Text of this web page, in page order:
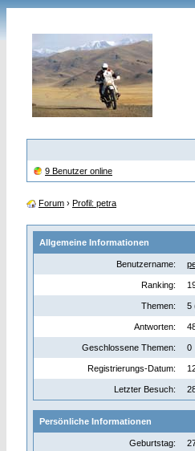
9 Benutzer online
Forum › Profil: petra
Allgemeine Informationen
Benutzername:
Ranking:
Themen: 5
Antworten:
Geschlossene Themen: 0
Registrierungs-Datum:
Letzter Besuch:
Persönliche Informationen
Geburtstag: